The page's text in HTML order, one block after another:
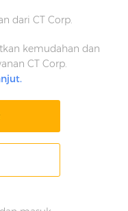
dari CT Corp.
kemudahan dan
CT Corp.